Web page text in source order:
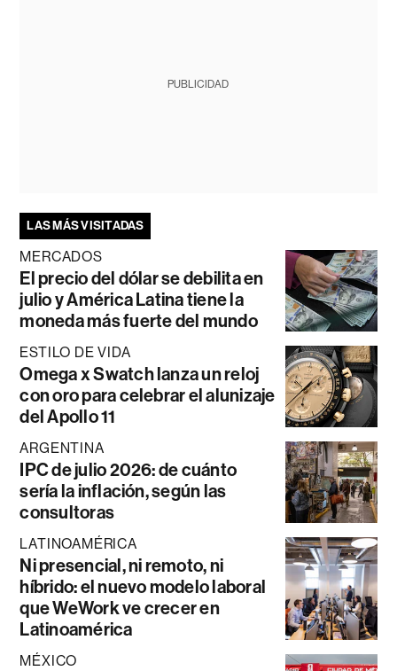
PUBLICIDAD
LAS MÁS VISITADAS
MERCADOS
El precio del dólar se debilita en
julio y América Latina tiene la
moneda más fuerte del mundo
ESTILO DE VIDA
Omega x Swatch lanza un reloj
con oro para celebrar el alunizaje
del Apollo 11
ARGENTINA
IPC de julio 2026: de cuánto
sería la inflación, según las
consultoras
LATINOAMÉRICA
Ni presencial, ni remoto, ni
híbrido: el nuevo modelo laboral
que WeWork ve crecer en
Latinoamérica
MÉXICO